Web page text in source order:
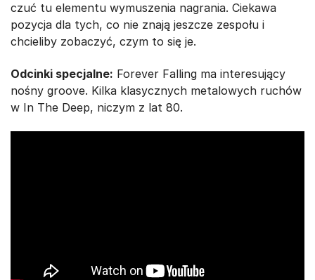
czuć tu elementu wymuszenia nagrania. Ciekawa
pozycja dla tych, co nie znają jeszcze zespołu i
chcieliby zobaczyć, czym to się je.
Odcinki specjalne: Forever Falling ma interesujący
nośny groove. Kilka klasycznych metalowych ruchów
w In The Deep, niczym z lat 80.